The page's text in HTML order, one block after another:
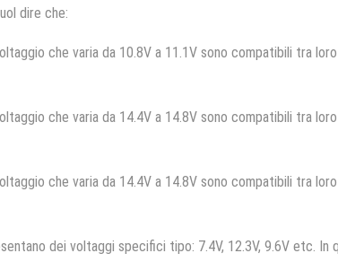
dire che:
che varia da 10.8V a 11.1V sono compatibili tra
che varia da 14.4V a 14.8V sono compatibili tra
che varia da 14.4V a 14.8V sono compatibili tra
dei voltaggi specifici tipo: 7.4V, 12.3V, 9.6V etc.